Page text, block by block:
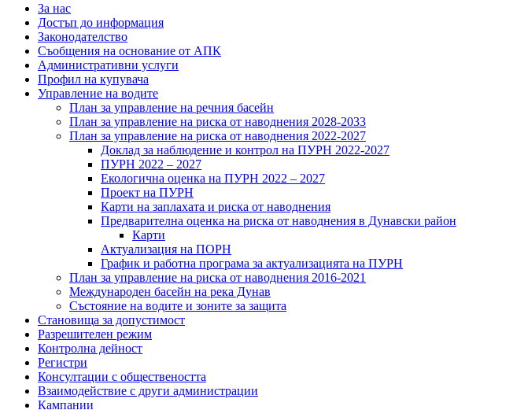
За нас
Достъп до информация
Законодателство
Съобщения на основание от АПК
Административни услуги
Профил на купувача
Управление на водите
План за управление на речния басейн
План за управление на риска от наводнения 2028-2033
План за управление на риска от наводнения 2022-2027
Доклад за наблюдение и контрол на ПУРН 2022-2027
ПУРН 2022 – 2027
Екологична оценка на ПУРН 2022 – 2027
Проект на ПУРН
Карти на заплахата и риска от наводнения
Предварителна оценка на риска от наводнения в Дунавски район
Карти
Актуализация на ПОРН
График и работна програма за актуализацията на ПУРН
План за управление на риска от наводнения 2016-2021
Международен басейн на река Дунав
Състояние на водите и зоните за защита
Становища за допустимост
Разрешителен режим
Контролна дейност
Регистри
Консултации с обществеността
Взаимодействие с други администрации
Кампании